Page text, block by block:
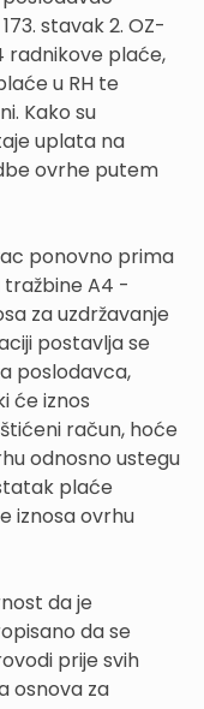
stavak 2. OZ-
radnikove plaće,
u RH te
Kako su
uplata na
ovrhe putem
ponovno prima
tražbine A4 -
za uzdržavanje
postavlja se
poslodavca,
će iznos
račun, hoće
odnosno ustegu
plaće
iznosa ovrhu
da je
da se
prije svih
osnova za